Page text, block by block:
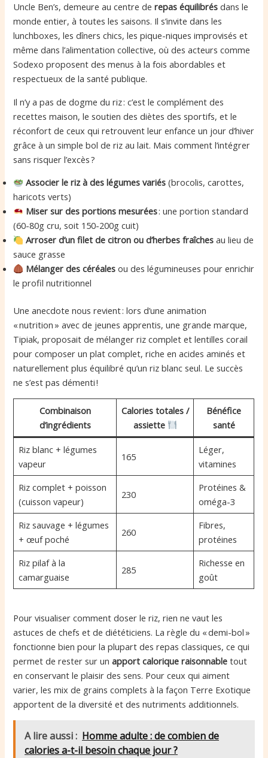
Uncle Ben’s, demeure au centre derepas équilibrés dans le
monde entier, à toutes les saisons. Il s’invite dans les
lunchboxes, les dîners chics, les pique-niques improvisés et
même dans l’alimentation collective, où des acteurs comme
Sodexo proposent des menus à la fois abordables et
respectueux de la santé publique.
Il n’y a pas de dogme du riz : c’est le complément des
recettes maison, le soutien des diètes des sportifs, et le
réconfort de ceux qui retrouvent leur enfance un jour d’hiver
grâce à un simple bol de riz au lait. Mais comment l’intégrer
sans risquer l’excès ?
Associer le riz à des légumes variés (brocolis, carottes,
haricots verts)
Miser sur des portions mesurées: une portion standard
(60-80g cru, soit 150-200g cuit)
Arroser d’un filet de citron ou d’herbes fraîches au lieu de
sauce grasse
Mélanger des céréales ou des légumineuses pour enrichir
le profil nutritionnel
Une anecdote nous revient : lors d’une animation
« nutrition » avec de jeunes apprentis, une grande marque,
Tipiak, proposait de mélanger riz complet et lentilles corail
pour composer un plat complet, riche en acides aminés et
naturellement plus équilibré qu’un riz blanc seul. Le succès
ne s’est pas démenti !
Combinaison
d’ingrédients
Calories totales /
assiette
Bénéfice
santé
Riz blanc + légumes
vapeur
165
Léger,
vitamines
Riz complet + poisson
(cuisson vapeur)
230
Protéines &
oméga-3
Riz sauvage + légumes
+ œuf poché
260
Fibres,
protéines
Riz pilaf à la
camarguaise
285
Richesse en
goût
Pour visualiser comment doser le riz, rien ne vaut les
astuces de chefs et de diététiciens. La règle du « demi-bol »
fonctionne bien pour la plupart des repas classiques, ce qui
permet de rester sur unapport calorique raisonnable tout
en conservant le plaisir des sens. Pour ceux qui aiment
varier, les mix de grains complets à la façon Terre Exotique
apportent de la diversité et des nutriments additionnels.
A lire aussi : Homme adulte : de combien de
calories a-t-il besoin chaque jour ?